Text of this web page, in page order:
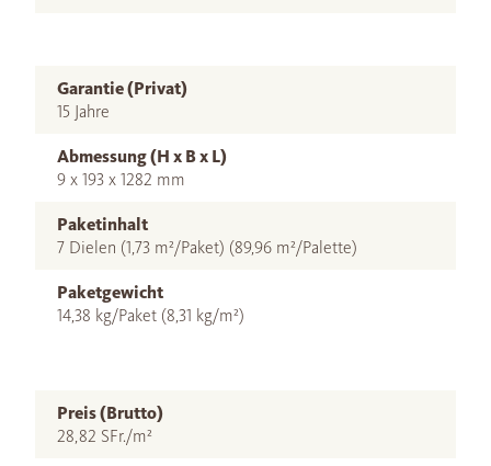
Garantie (Privat)
15 Jahre
Abmessung (H x B x L)
9 x 193 x 1282 mm
Paketinhalt
7 Dielen (1,73 m²/Paket) (89,96 m²/Palette)
Paketgewicht
14,38 kg/Paket (8,31 kg/m²)
Preis (Brutto)
28,82 SFr./m²